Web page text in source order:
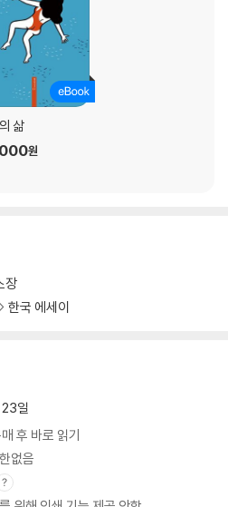
)
삶
원
장
한국 에세이
일
후 바로 읽기
없음